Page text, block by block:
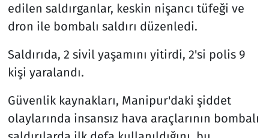
edilen saldırganlar, keskin nişancı tüfeği ve
dron ile bombalı saldırı düzenledi.
Saldırıda, 2 sivil yaşamını yitirdi, 2'si polis 9
kişi yaralandı.
Güvenlik kaynakları, Manipur'daki şiddet
olaylarında insansız hava araçlarının bombalı
Televizyon